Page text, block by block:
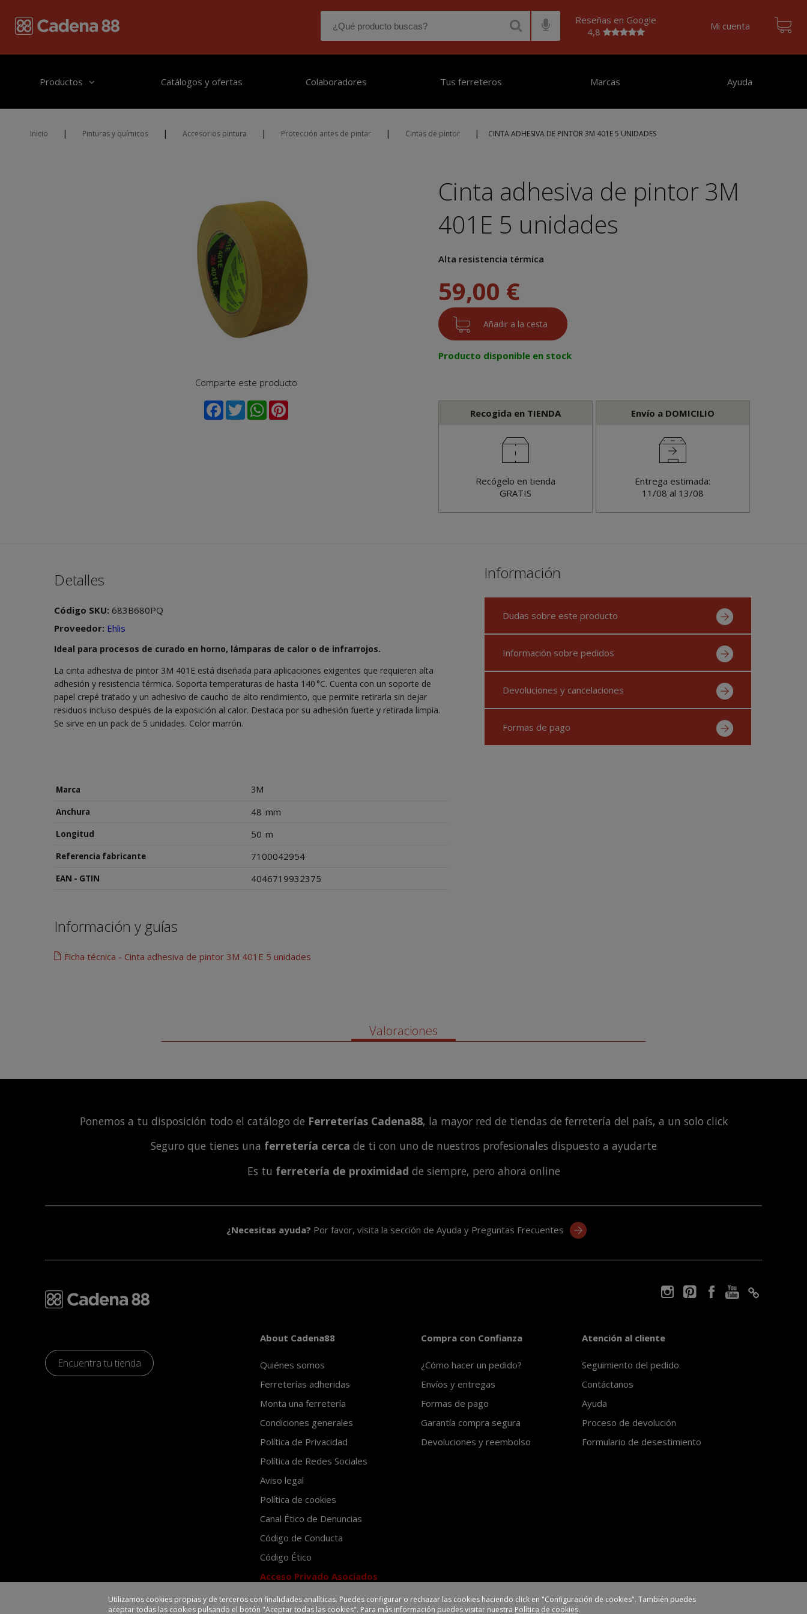
Reseñas en Google
4,8
Mi cuenta
Productos Catálogos y ofertas Colaboradores Tus ferreteros Marcas Ayuda
Inicio | Pinturas y químicos | Accesorios pintura | Protección antes de pintar | Cintas de pintor | CINTA ADHESIVA DE PINTOR 3M 401E 5 UNIDADES
Comparte este producto
Cinta adhesiva de pintor 3M
401E 5 unidades
Alta resistencia térmica
59,00 €
Producto disponible en stock
Recogida en TIENDA
Recógelo en tienda
GRATIS
Envío a DOMICILIO
Entrega estimada:
11/08 al 13/08
Detalles
Código SKU: 683B680PQ
Proveedor: Ehlis
Ideal para procesos de curado en horno, lámparas de calor o de infrarrojos.
La cinta adhesiva de pintor 3M 401E está diseñada para aplicaciones exigentes que requieren alta
adhesión y resistencia térmica. Soporta temperaturas de hasta 140 °C. Cuenta con un soporte de
papel crepé tratado y un adhesivo de caucho de alto rendimiento, que permite retirarla sin dejar
residuos incluso después de la exposición al calor. Destaca por su adhesión fuerte y retirada limpia.
Se sirve en un pack de 5 unidades. Color marrón.
Marca 3M
Anchura 48 mm
Longitud 50 m
Referencia fabricante 7100042954
EAN - GTIN 4046719932375
Información y guías
Ficha técnica - Cinta adhesiva de pintor 3M 401E 5 unidades
Información
Dudas sobre este producto
Información sobre pedidos
Devoluciones y cancelaciones
Formas de pago
Valoraciones
Ponemos a tu disposición todo el catálogo de Ferreterías Cadena88, la mayor red de tiendas de ferretería del país, a un solo click
Seguro que tienes una ferretería cerca de ti con uno de nuestros profesionales dispuesto a ayudarte
Es tu ferretería de proximidad de siempre, pero ahora online
¿Necesitas ayuda? Por favor, visita la sección de Ayuda y Preguntas Frecuentes
Encuentra tu tienda
About Cadena88
Quiénes somos
Ferreterías adheridas
Monta una ferretería
Condiciones generales
Política de Privacidad
Política de Redes Sociales
Aviso legal
Política de cookies
Canal Ético de Denuncias
Código de Conducta
Código Ético
Acceso Privado Asociados
Compra con Confianza
¿Cómo hacer un pedido?
Envíos y entregas
Formas de pago
Garantía compra segura
Devoluciones y reembolso
Atención al cliente
Seguimiento del pedido
Contáctanos
Ayuda
Proceso de devolución
Formulario de desestimiento
Utilizamos cookies propias y de terceros con finalidades analíticas. Puedes configurar o rechazar las cookies haciendo click en "Configuración de cookies". También puedes
aceptar todas las cookies pulsando el botón "Aceptar todas las cookies". Para más información puedes visitar nuestra Política de cookies.